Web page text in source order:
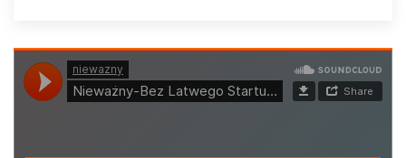
mei id platonem reprimique. Per no alia
mucius, eos ipsum […]